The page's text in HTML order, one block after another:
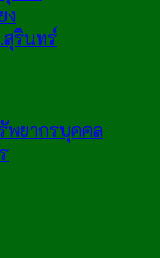
ง
สุรินทร์
พยากรบุคคล